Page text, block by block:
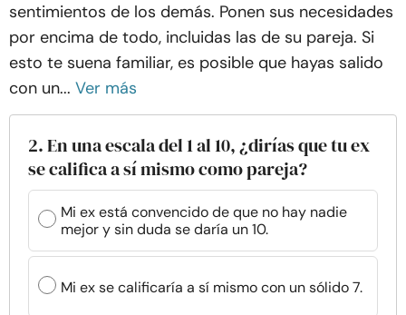
sentimientos de los demás. Ponen sus necesidades
por encima de todo, incluidas las de su pareja. Si
esto te suena familiar, es posible que hayas salido
con un... Ver más
2. En una escala del 1 al 10, ¿dirías que tu ex
se califica a sí mismo como pareja?
Mi ex está convencido de que no hay nadie
mejor y sin duda se daría un 10.
Mi ex se calificaría a sí mismo con un sólido 7.